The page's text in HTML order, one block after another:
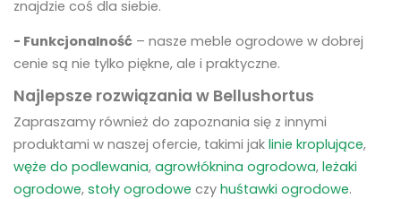
znajdzie coś dla siebie.
- Funkcjonalność – nasze meble ogrodowe w dobrej
cenie są nie tylko piękne, ale i praktyczne.
Najlepsze rozwiązania w Bellushortus
Zapraszamy również do zapoznania się z innymi
produktami w naszej ofercie, takimi jak linie kroplujące,
węże do podlewania, agrowłóknina ogrodowa, leżaki
ogrodowe, stoły ogrodowe czy huśtawki ogrodowe.